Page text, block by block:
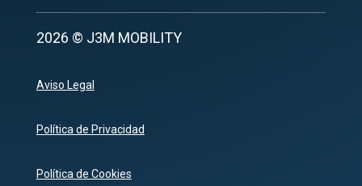
2026 © J3M MOBILITY
Aviso Legal
Política de Privacidad
Política de Cookies